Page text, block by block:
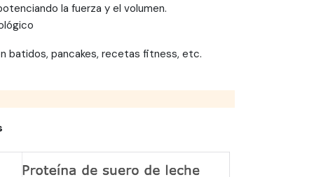
la fuerza y el volumen.
batidos, pancakes, recetas fitness, etc.